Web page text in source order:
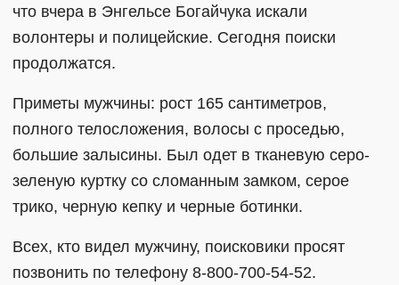
что вчера в Энгельсе Богайчука искали
волонтеры и полицейские. Сегодня поиски
продолжатся.
Приметы мужчины: рост 165 сантиметров,
полного телосложения, волосы с проседью,
большие залысины. Был одет в тканевую серо-
зеленую куртку со сломанным замком, серое
трико, черную кепку и черные ботинки.
Всех, кто видел мужчину, поисковики просят
позвонить по телефону 8-800-700-54-52.